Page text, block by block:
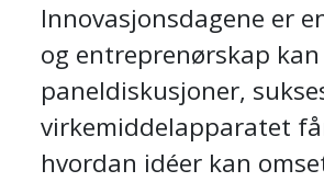
Innovasjonsdagene er
og entreprenørskap
paneldiskusjoner,
virkemiddelapparatet
hvordan idéer kan